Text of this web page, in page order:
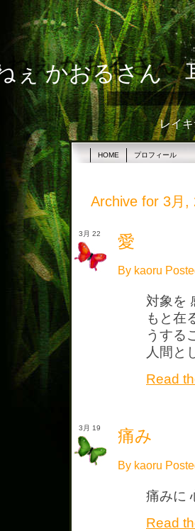
ぇ かおるさん
レイ
HOME プロフィール
Archive for 3月,
3月 22 愛
By kaoru
対象
もと在
うする
人間と
Read
3月 19 痛み
By kaoru
痛みに
Read